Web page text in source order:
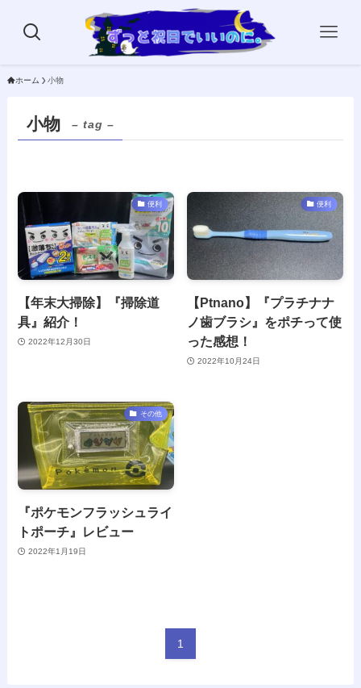
ホーム 小物
小物 – tag –
便利
【年末大掃除】『掃除道
具』紹介！
2022年12月30日
便利
【Ptnano】『プラチナナ
ノ歯ブラシ』をポチって使
った感想！
2022年10月24日
その他
『ポケモンフラッシュライ
トポーチ』レビュー
2022年1月19日
1